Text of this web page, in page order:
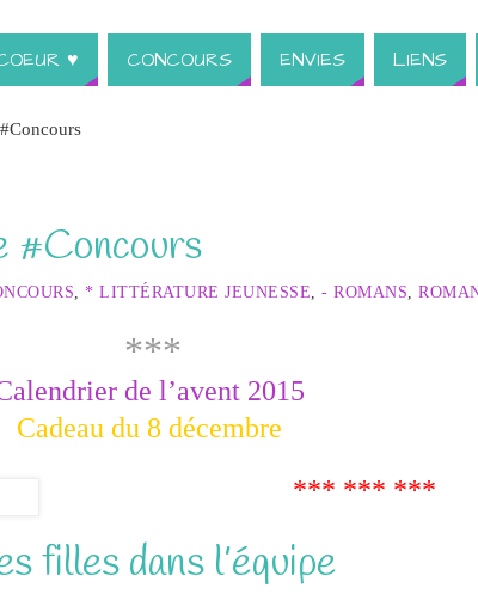
♥ CONCOURS ENVIES LIENS
#Concours
* LITTÉRATURE JEUNESSE - ROMANS
***
de l’avent 2015
Cadeau du 8 décembre
*** *** ***
filles dans l’équipe